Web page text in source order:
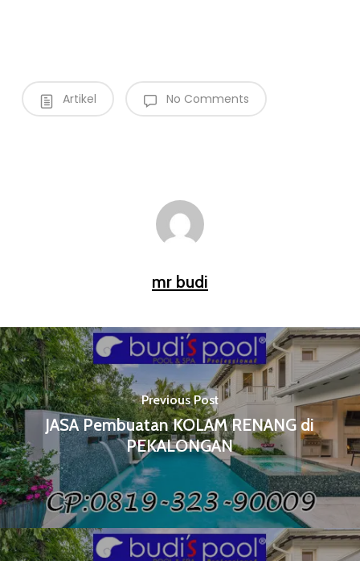
Artikel No Comments
mr budi
Previous Post
JASA Pembuatan KOLAM RENANG di
PEKALONGAN